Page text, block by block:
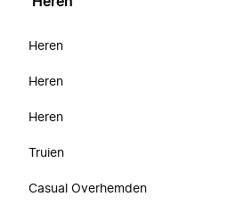
Heren
Heren
Heren
Truien
Casual Overhemden